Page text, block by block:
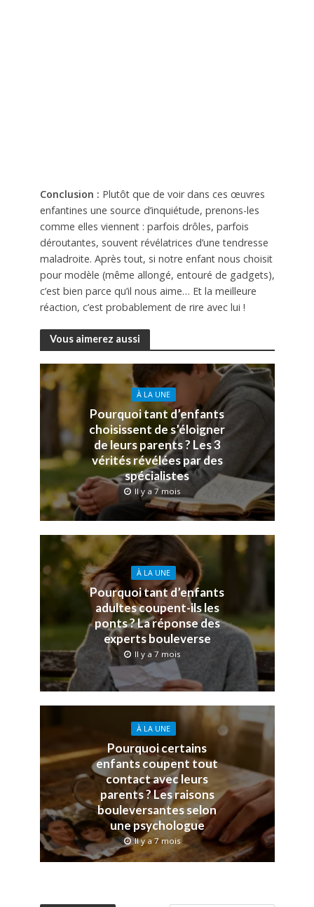
Conclusion : Plutôt que de voir dans ces œuvres
enfantines une source d’inquiétude, prenons-les
comme elles viennent : parfois drôles, parfois
déroutantes, souvent révélatrices d’une tendresse
maladroite. Après tout, si notre enfant nous choisit
pour modèle (même allongé, entouré de gadgets),
c’est bien parce qu’il nous aime… Et la meilleure
réaction, c’est probablement de rire avec lui !
Vous aimerez aussi
À LA UNE
Pourquoi tant d’enfants
choisissent de s’éloigner
de leurs parents ? Les 3
vérités révélées par des
spécialistes
Il y a 7 mois
À LA UNE
Pourquoi tant d’enfants
adultes coupent-ils les
ponts ? La réponse des
experts bouleverse
Il y a 7 mois
À LA UNE
Pourquoi certains
enfants coupent tout
contact avec leurs
parents ? Les raisons
bouleversantes selon
une psychologue
Il y a 7 mois